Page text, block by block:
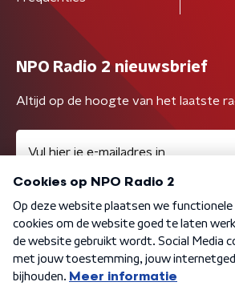
NPO Radio 2 nieuwsbrief
Altijd op de hoogte van het laatste
Algemene voorwaarden